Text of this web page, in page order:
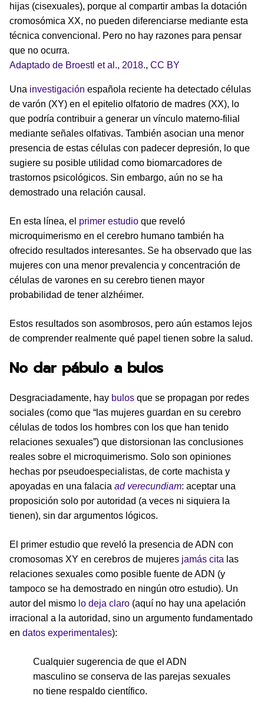
hijas (cisexuales), porque al compartir ambas la dotación
cromosómica XX, no pueden diferenciarse mediante esta
técnica convencional. Pero no hay razones para pensar
que no ocurra.
Adaptado de Broestl et al., 2018., CC BY
Una investigación española reciente ha detectado células
de varón (XY) en el epitelio olfatorio de madres (XX), lo
que podría contribuir a generar un vínculo materno-filial
mediante señales olfativas. También asocian una menor
presencia de estas células con padecer depresión, lo que
sugiere su posible utilidad como biomarcadores de
trastornos psicológicos. Sin embargo, aún no se ha
demostrado una relación causal.
En esta línea, el primer estudio que reveló
microquimerismo en el cerebro humano también ha
ofrecido resultados interesantes. Se ha observado que las
mujeres con una menor prevalencia y concentración de
células de varones en su cerebro tienen mayor
probabilidad de tener alzhéimer.
Estos resultados son asombrosos, pero aún estamos lejos
de comprender realmente qué papel tienen sobre la salud.
No dar pábulo a bulos
Desgraciadamente, hay bulos que se propagan por redes
sociales (como que “las mujeres guardan en su cerebro
células de todos los hombres con los que han tenido
relaciones sexuales”) que distorsionan las conclusiones
reales sobre el microquimerismo. Solo son opiniones
hechas por pseudoespecialistas, de corte machista y
apoyadas en una falacia ad verecundiam: aceptar una
proposición solo por autoridad (a veces ni siquiera la
tienen), sin dar argumentos lógicos.
El primer estudio que reveló la presencia de ADN con
cromosomas XY en cerebros de mujeres jamás cita las
relaciones sexuales como posible fuente de ADN (y
tampoco se ha demostrado en ningún otro estudio). Un
autor del mismo lo deja claro (aquí no hay una apelación
irracional a la autoridad, sino un argumento fundamentado
en datos experimentales):
Cualquier sugerencia de que el ADN
masculino se conserva de las parejas sexuales
no tiene respaldo científico.